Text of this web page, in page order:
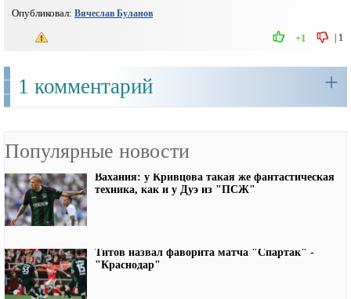
Опубликовал: Вячеслав Буланов
| 1
+1
1 комментарий +
Популярные новости
Вахания: у Кривцова такая же фантастическая
техника, как и у Дуэ из "ПСЖ"
Титов назвал фаворита матча "Спартак" -
"Краснодар"